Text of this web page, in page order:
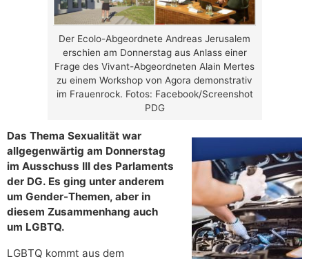
Der Ecolo-Abgeordnete Andreas Jerusalem
erschien am Donnerstag aus Anlass einer
Frage des Vivant-Abgeordneten Alain Mertes
zu einem Workshop von Agora demonstrativ
im Frauenrock. Fotos: Facebook/Screenshot
PDG
Das Thema Sexualität war
allgegenwärtig am Donnerstag
im Ausschuss III des Parlaments
der DG. Es ging unter anderem
um Gender-Themen, aber in
diesem Zusammenhang auch
um LGBTQ.
LGBTQ kommt aus dem